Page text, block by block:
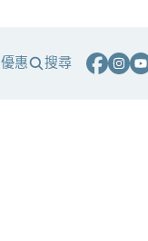
優惠 搜尋